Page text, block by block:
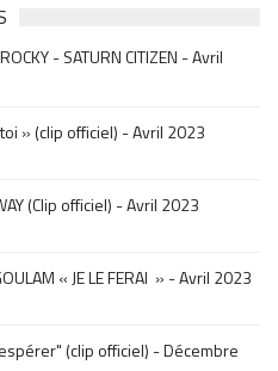
- SATURN CITIZEN - Avril
» (clip officiel) - Avril 2023
(Clip officiel) - Avril 2023
« JE LE FERAI » - Avril 2023
(clip officiel) - Décembre